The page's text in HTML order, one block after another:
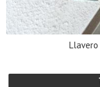
Llavero